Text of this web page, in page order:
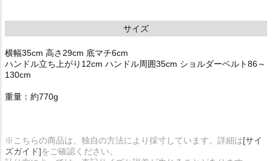
サイズ
横幅35cm 高さ29cm 底マチ6cm
ハンドル立ち上がり12cm ハンドル周囲35cm ショルダーベルト86～
130cm
重量：約770g
※こちらの商品は、独自の方法により採寸しています。詳細は[サイ
ズガイド]をご確認ください。